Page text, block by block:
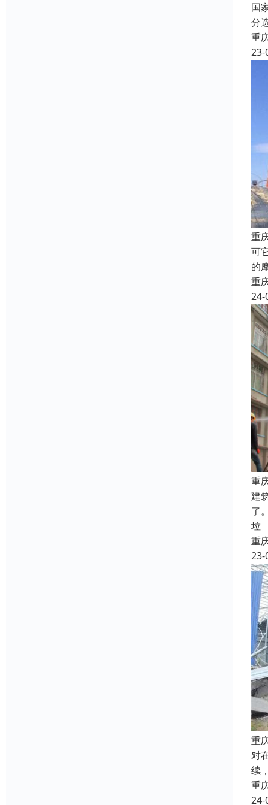
国
分
重
23-
重
可
的
重
24-
重
建
了
垃
重
23-
重
对
续
重
24-